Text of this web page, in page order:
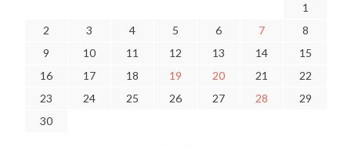
1
2
3 4 5 6 7
8
9
10 11 12 13 14
15
16
17 18 19 20 21
22
23
24 25 26 27 28
29
30